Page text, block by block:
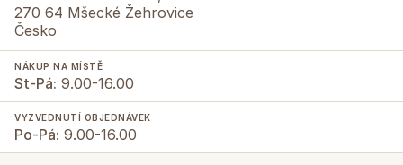
270 64 Mšecké Žehrovice
Česko
NÁKUP NA MÍSTĚ
St-Pá: 9.00-16.00
VYZVEDNUTÍ OBJEDNÁVEK
Po-Pá: 9.00-16.00